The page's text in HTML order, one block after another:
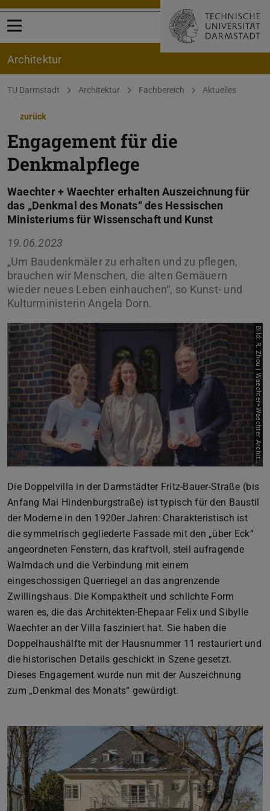
Menü öffnen
Architektur
Sie befinden sich hier:
TU Darmstadt Architektur Fachbereich Aktuelles
zurück
Engagement für die
Denkmalpflege
Waechter + Waechter erhalten Auszeichnung für
das „Denkmal des Monats“ des Hessischen
Ministeriums für Wissenschaft und Kunst
19.06.2023
„Um Baudenkmäler zu erhalten und zu pflegen,
brauchen wir Menschen, die alten Gemäuern
wieder neues Leben einhauchen“, so Kunst- und
Kulturministerin Angela Dorn.
B
i
l
d
:
R
.
Z
h
o
u
|
W
a
e
c
h
t
e
r
+
W
a
e
c
h
t
e
r
A
r
c
h
i
t
e
k
t
e
n
Die Doppelvilla in der Darmstädter Fritz-Bauer-Straße (bis
Anfang Mai Hindenburgstraße) ist typisch für den Baustil
der Moderne in den 1920er Jahren: Charakteristisch ist
die symmetrisch gegliederte Fassade mit den „über Eck“
angeordneten Fenstern, das kraftvoll, steil aufragende
Walmdach und die Verbindung mit einem
eingeschossigen Querriegel an das angrenzende
Zwillingshaus. Die Kompaktheit und schlichte Form
waren es, die das Architekten-Ehepaar Felix und Sibylle
Waechter an der Villa fasziniert hat. Sie haben die
Doppelhaushälfte mit der Hausnummer 11 restauriert und
die historischen Details geschickt in Szene gesetzt.
Dieses Engagement wurde nun mit der Auszeichnung
zum „Denkmal des Monats“ gewürdigt.